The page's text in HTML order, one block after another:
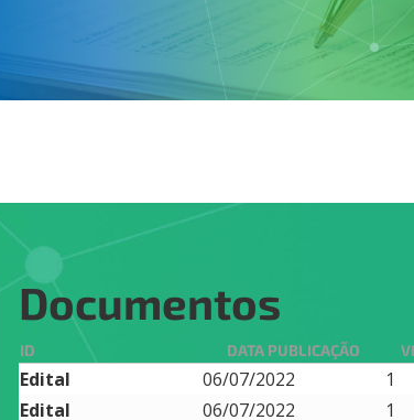
Documentos
ID DATA PUBLICAÇÃO
Edital 06/07/2022 1
Edital
06/07/2022 1